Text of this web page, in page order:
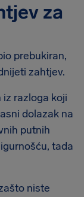
za
prebukiran,
zahtjev.
razloga koji
dolazak na
putnih
tada
niste